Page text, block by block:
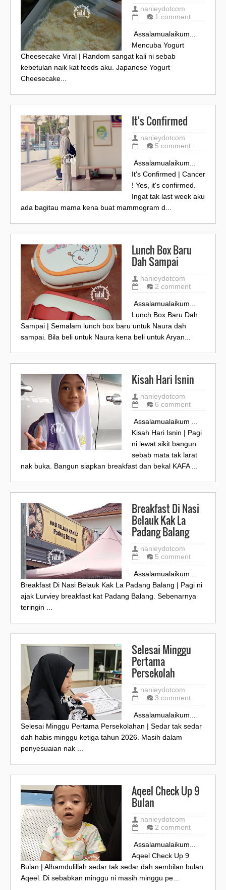
nanieydotcom
1 comment
Assalamualaikum...
Mencuba Yogurt
Cheesecake Viral | Random sangat kali ni sebab
kebetulan naik kat feeds aku. Japanese Yogurt
Cheesecake...
It's Confirmed
nanieydotcom
5 comment
Assalamualaikum...
It's Confirmed | Cancer
! Yes, it's confirmed.
Ingat tak last week aku
ada bagitau mama kena buat mammogram d...
Lunch Box Baru
Dah Sampai
nanieydotcom
2 comment
Assalamualaikum...
Lunch Box Baru Dah
Sampai | Semalam lunch box baru untuk Naura dah
sampai. Bila beli untuk Naura kena beli untuk Aryan...
Kisah Hari Isnin
nanieydotcom
6 comment
Assalamualaikum ...
Kisah Hari Isnin | Pagi
ni lewat sikit bangun
sebab mata tak larat
nak buka. Bangun siapkan breakfast dan bekal KAFA ...
Breakfast Di Nasi
Belauk Kak La
Padang Balang
nanieydotcom
5 comment
Assalamualaikum...
Breakfast Di Nasi Belauk Kak La Padang Balang | Pagi ni
ajak Lurviey breakfast kat Padang Balang. Sebenarnya
teringin ...
Selesai Minggu
Pertama
Persekolah
nanieydotcom
3 comment
Assalamualaikum...
Selesai Minggu Pertama Persekolahan | Sedar tak sedar
dah habis minggu ketiga tahun 2026. Masih dalam
penyesuaian nak ...
Aqeel Check Up 9
Bulan
nanieydotcom
2 comment
Assalamualaikum...
Aqeel Check Up 9
Bulan | Alhamdulillah sedar tak sedar dah sembilan bulan
Aqeel. Di sebabkan minggu ni masih minggu pe...